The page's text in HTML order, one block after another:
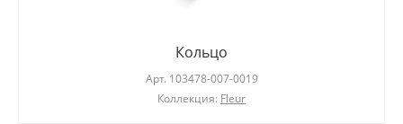
Кольцо
Арт. 103478-007-0019
Коллекция: Fleur